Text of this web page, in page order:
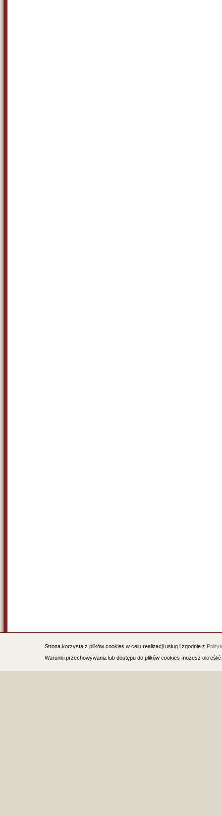
Strona korzysta z plików cookies w celu realizacji usług i zgodnie z
Warunki przechowywania lub dostępu do plików cookies możesz